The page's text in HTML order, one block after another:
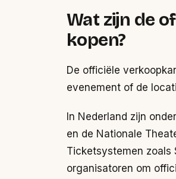
Wat zijn de
kopen?
De officiële
evenement of de
In Nederland zijn
en de Nationale
Ticketsystemen zoals
organisatoren om